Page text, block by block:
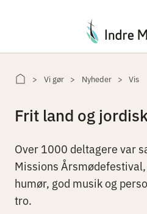
Vi gør Nyheder Vis
Frit land og
Over 1000 deltagere var
Missions
humør, god musik og
tro.